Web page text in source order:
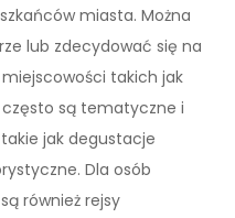
miasta. Można
lub zdecydować się na
miejscowości takich jak
często są tematyczne i
jak degustacje
Dla osób
również rejsy